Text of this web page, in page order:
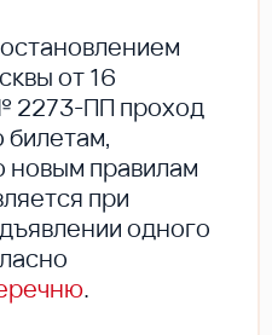
от 16
2273-ПП проход
билетам,
новым правилам
при
одного
.